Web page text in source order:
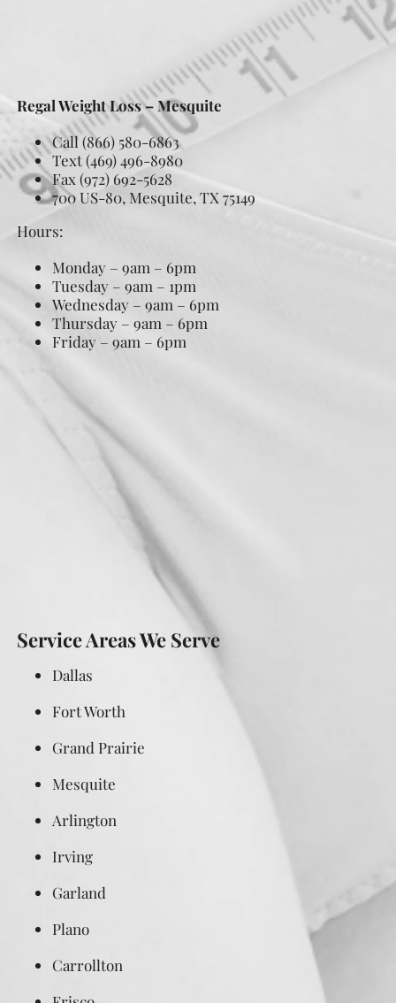
Regal Weight Loss – Mesquite
Call (866) 580-6863
Text (469) 496-8980
Fax (972) 692-5628
700 US-80, Mesquite, TX 75149
Hours:
Monday – 9am – 6pm
Tuesday – 9am – 1pm
Wednesday – 9am – 6pm
Thursday – 9am – 6pm
Friday – 9am – 6pm
Service Areas We Serve
Dallas
Fort Worth
Grand Prairie
Mesquite
Arlington
Irving
Garland
Plano
Carrollton